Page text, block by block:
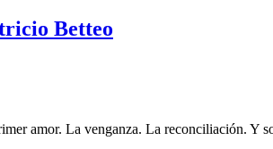
Betteo
amor. La venganza. La reconciliación. Y